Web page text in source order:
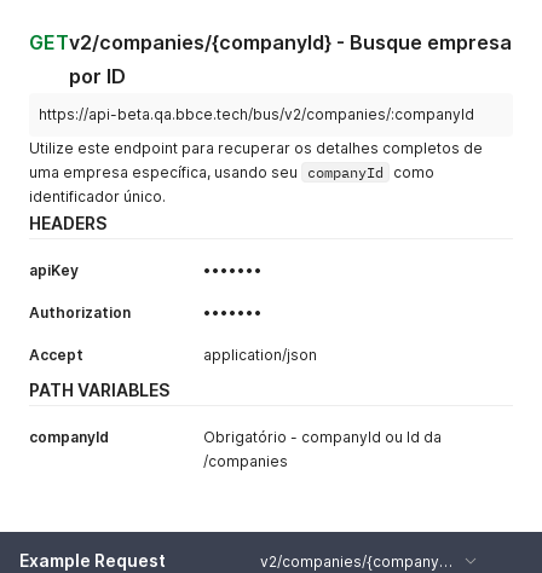
}
"id": "LjzK2xb5v9w7ype1PWaYQX6rlJMA1PVq",
"tradeName": "Empresa 2",
"companyName": "Empresa 2" ,
"cnpj"
: "28.295.224/0001-28"
"externalCode"
"agentCode"
"Empresa2 CON"
{
"Empresa2 I5"
"energyType" : "I5"
]
GETv2/companies/{companyId} - Busque empresa
por ID
https://api-beta.qa.bbce.tech/bus/v2/companies/:companyId
Utilize este endpoint para recuperar os detalhes completos de
uma empresa específica, usando seu
companyId
como
identificador único.
HEADERS
apiKey •••••••
Authorization •••••••
Accept application/json
PATH VARIABLES
companyId
Obrigatório - companyId ou Id da
/companies
Example Request v2/companies/{companyId} - Sucesso